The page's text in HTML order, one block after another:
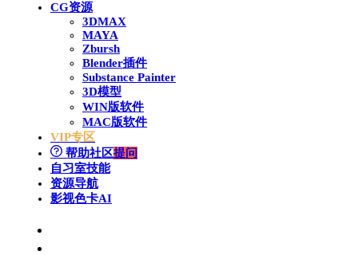
CG资源
3DMAX
MAYA
Zbursh
Blender插件
Substance Painter
3D模型
WIN版软件
MAC版软件
VIP专区
帮助社区提问
自习室技能
资源导航
影视色卡AI